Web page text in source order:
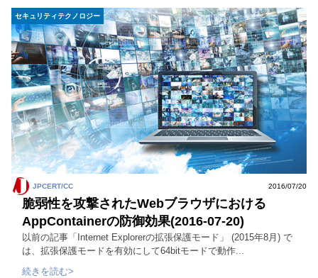
セキュリティテクノロジー
JPCERT/CC 2016/07/20
脆弱性を攻撃されたWebブラウザにおける
AppContainerの防御効果(2016-07-20)
以前の記事「Internet Explorerの拡張保護モード」 (2015年8月) で
は、拡張保護モードを有効にして64bitモードで動作...
続きを読む>